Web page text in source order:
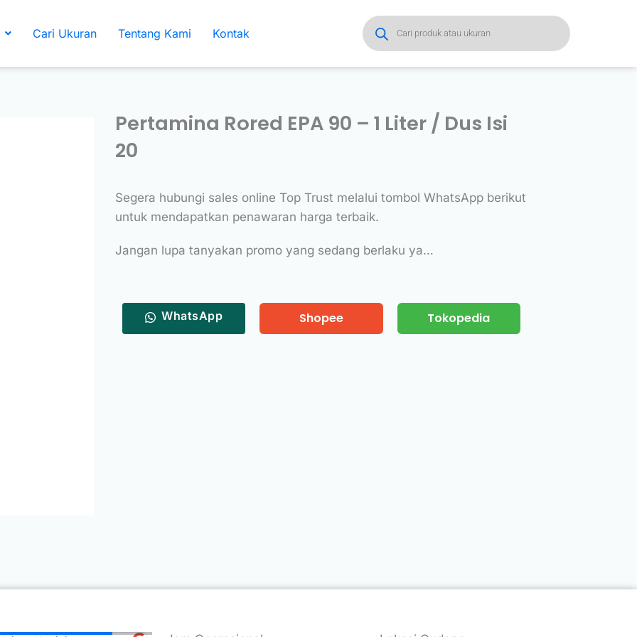
Cari Ukuran Tentang Kami Kontak
Products
search
Pertamina Rored EPA 90 – 1 Liter / Dus Isi
20
Segera hubungi sales online Top Trust melalui tombol WhatsApp berikut
untuk mendapatkan penawaran harga terbaik.
Jangan lupa tanyakan promo yang sedang berlaku ya…
WhatsApp Shopee Tokopedia